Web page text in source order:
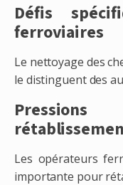
Défis
ferroviaires
Le nettoyage des
le distinguent des
Les opérateurs
importante pour